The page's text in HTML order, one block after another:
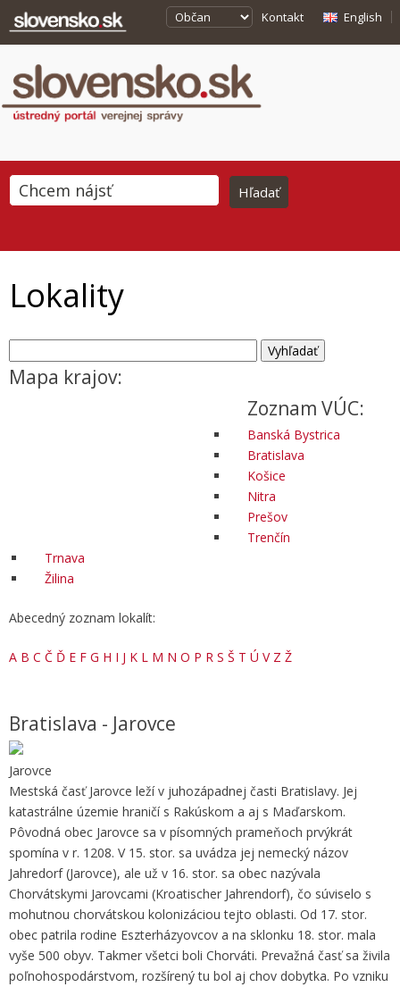
Kontakt English
Lokality
Mapa krajov:
Zoznam VÚC:
Banská Bystrica
Bratislava
Košice
Nitra
Prešov
Trenčín
Trnava
Žilina
Abecedný zoznam lokalít:
A B C Č Ď E F G H I J K L M N O P R S Š T Ú V Z Ž
Bratislava - Jarovce
Jarovce
Mestská časť Jarovce leží v juhozápadnej časti Bratislavy. Jej
katastrálne územie hraničí s Rakúskom a aj s Maďarskom.
Pôvodná obec Jarovce sa v písomných prameňoch prvýkrát
spomína v r. 1208. V 15. stor. sa uvádza jej nemecký názov
Jahredorf (Jarovce), ale už v 16. stor. sa obec nazývala
Chorvátskymi Jarovcami (Kroatischer Jahrendorf), čo súviselo s
mohutnou chorvátskou kolonizáciou tejto oblasti. Od 17. stor.
obec patrila rodine Eszterházyovcov a na sklonku 18. stor. mala
vyše 500 obyv. Takmer všetci boli Chorváti. Prevažná časť sa živila
poľnohospodárstvom, rozšírený tu bol aj chov dobytka. Po vzniku